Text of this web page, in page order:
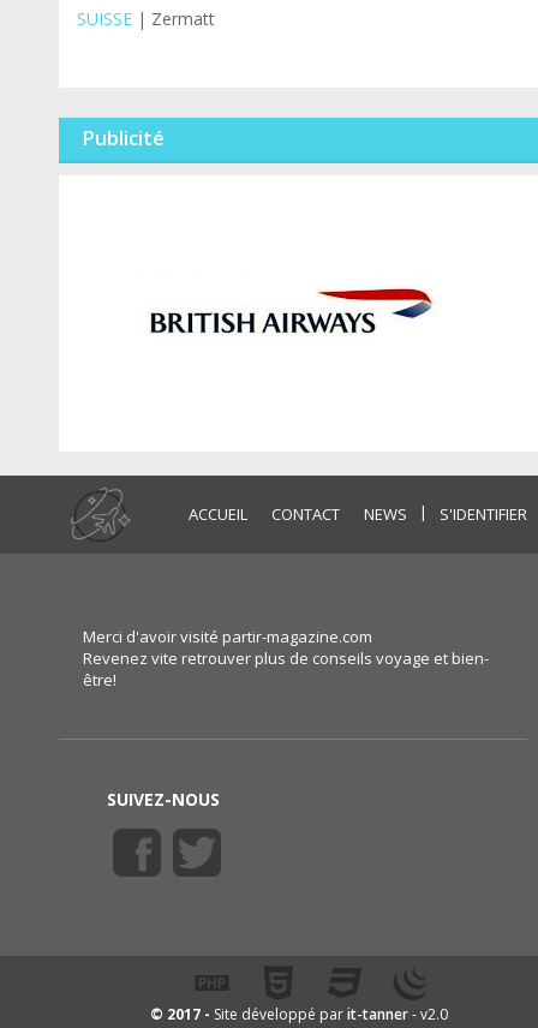
SUISSE| Zermatt
Publicité
ACCUEIL CONTACT NEWS | S'IDENTIFIER
Merci d'avoir visité partir-magazine.com
Revenez vite retrouver plus de conseils voyage et bien-
être!
SUIVEZ-NOUS
© 2017 - Site développé parit-tanner- v2.0